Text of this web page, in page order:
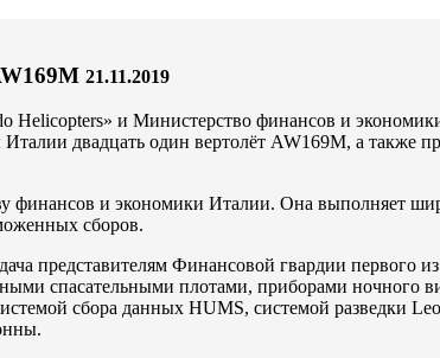
21.11.2019
Helicopters» и Министерство финансов и
двадцать один вертолёт AW169M, а также
и экономики Италии. Она выполняет
сборов.
представителям Финансовой гвардии
спасательными плотами, приборами ночного
сбора данных HUMS, системой разведки